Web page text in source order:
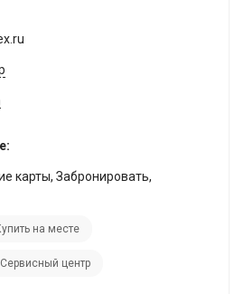
карты, Забронировать,
на месте
Сервисный центр